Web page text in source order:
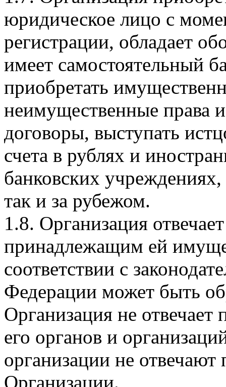
юридическое лицо с
регистрации, обладает
имеет самостоятельный
приобретать
неимущественные права
договоры, выступать
счета в рублях и
банковских
так и за рубежом.
1.8. Организация
принадлежащим ей
соответствии с
Федерации может быть
Организация не отвечает
его органов и
организации не отвечают
Организации.